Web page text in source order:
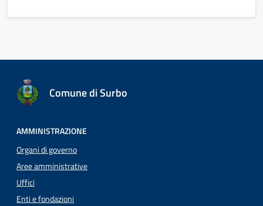
Comune di Surbo
AMMINISTRAZIONE
Organi di governo
Aree amministrative
Uffici
Enti e fondazioni